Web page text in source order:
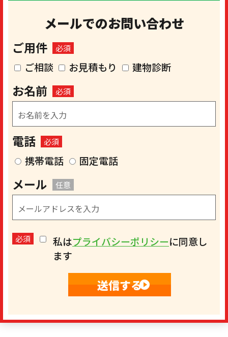
メールでのお問い合わせ
ご用件 必須
ご相談 お見積もり 建物診断
お名前 必須
電話 必須
携帯電話 固定電話
メール 任意
必須 私はプライバシーポリシーに同意し
ます